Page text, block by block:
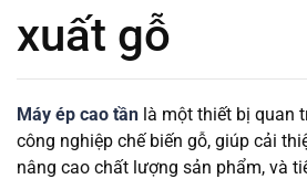
xuất gỗ
Máy ép cao tần là một thiết bị quan
công nghiệp chế biến gỗ, giúp cải
nâng cao chất lượng sản phẩm, và